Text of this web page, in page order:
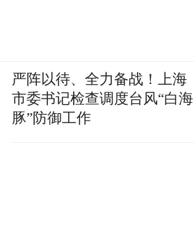
严阵以待、全力备战！上海
市委书记检查调度台风“白海
豚”防御工作